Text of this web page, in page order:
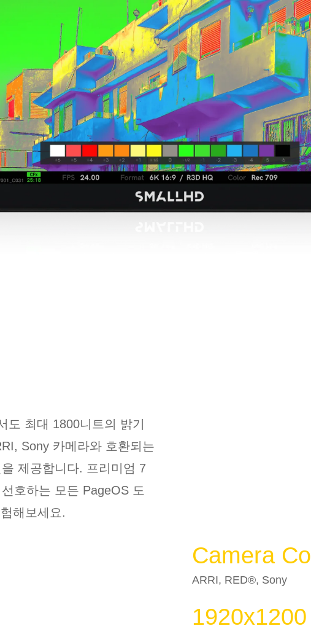
도 최대 1800니트의 밝기
Sony 카메라와 호환되는
제공합니다. 프리미엄 7
호하는 모든 PageOS 도
해보세요.
Camera
ARRI, RED®, Sony
1920x1200